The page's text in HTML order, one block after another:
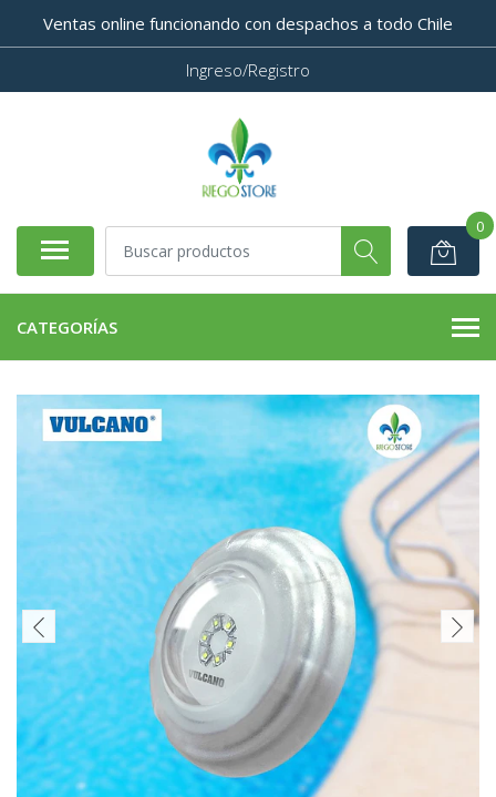
Ventas online funcionando con despachos a todo Chile
Ingreso/Registro
0
CATEGORÍAS